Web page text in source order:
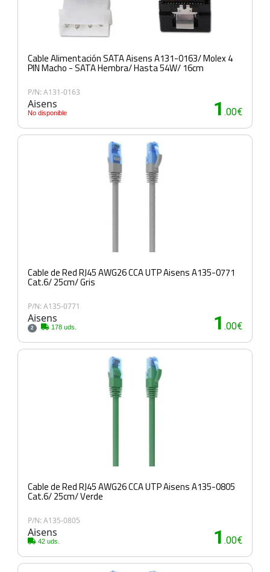
Cable Alimentación SATA Aisens A131-0163/ Molex 4
PIN Macho - SATA Hembra/ Hasta 54W/ 16cm
P/N: A131-0163
Aisens
No disponible 1 .00€
Cable de Red RJ45 AWG26 CCA UTP Aisens A135-0771
Cat.6/ 25cm/ Gris
P/N: A135-0771
Aisens
2 178 uds. 1 .00€
Cable de Red RJ45 AWG26 CCA UTP Aisens A135-0805
Cat.6/ 25cm/ Verde
P/N: A135-0805
Aisens
42 uds. 1 .00€